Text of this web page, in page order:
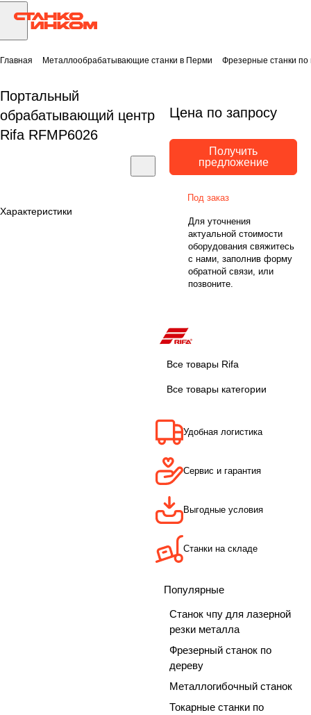
Главная Металлообрабатывающие станки в Перми Фрезерные станки
Портальный
обрабатывающий центр
Rifa RFMP6026
Характеристики
Цена по запросу
Получить
предложение
Под заказ
Для уточнения
актуальной стоимости
оборудования свяжитесь
с нами, заполнив форму
обратной связи, или
позвоните.
Все товары Rifa
Все товары категории
Удобная логистика
Сервис и гарантия
Выгодные условия
Станки на складе
Популярные
Станок чпу для лазерной
резки металла
Фрезерный станок по
дереву
Металлогибочный станок
Токарные станки по